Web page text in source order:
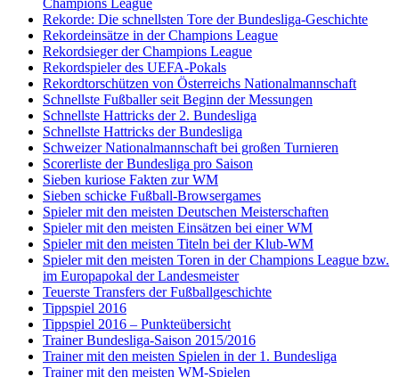
Rekorde: Die schnellsten Tore der Bundesliga-Geschichte
Rekordeinsätze in der Champions League
Rekordsieger der Champions League
Rekordspieler des UEFA-Pokals
Rekordtorschützen von Österreichs Nationalmannschaft
Schnellste Fußballer seit Beginn der Messungen
Schnellste Hattricks der 2. Bundesliga
Schnellste Hattricks der Bundesliga
Schweizer Nationalmannschaft bei großen Turnieren
Scorerliste der Bundesliga pro Saison
Sieben kuriose Fakten zur WM
Sieben schicke Fußball-Browsergames
Spieler mit den meisten Deutschen Meisterschaften
Spieler mit den meisten Einsätzen bei einer WM
Spieler mit den meisten Titeln bei der Klub-WM
Spieler mit den meisten Toren in der Champions League bzw.
im Europapokal der Landesmeister
Teuerste Transfers der Fußballgeschichte
Tippspiel 2016
Tippspiel 2016 – Punkteübersicht
Trainer Bundesliga-Saison 2015/2016
Trainer mit den meisten Spielen in der 1. Bundesliga
Trainer mit den meisten WM-Spielen